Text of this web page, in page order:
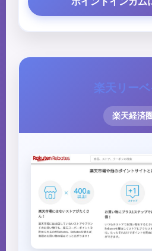
楽天リー
楽天経済圏